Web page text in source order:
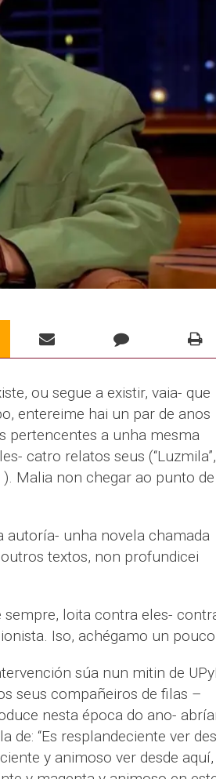
ou segue a existir, vaia- que
entereime hai un par de anos
pertencentes a unha mesma
catro relatos seus (“Luzmila”,
). Malia non chegar ao punto de
autoría- unha novela chamada
textos, non profundicei
loita contra eles-
Iso, achégamo un
súa nun mitin de
seus compañeiros de filas –
nesta época do ano-
de: “Es resplandeciente ver
y animoso ver desde aquí,